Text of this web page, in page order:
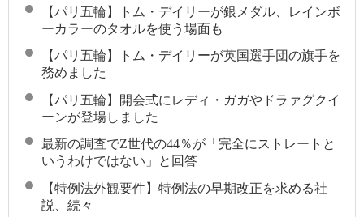
【パリ五輪】トム・デイリーが銀メダル、レインボ
ーカラーのタオルを使う場面も
【パリ五輪】トム・デイリーが英国選手団の旗手を
務めました
【パリ五輪】開会式にレディ・ガガやドラァグクイ
ーンが登場しました
最新の調査でZ世代の44％が「完全にストレートと
いうわけではない」と回答
【特例法外観要件】特例法の早期改正を求める社
説、続々